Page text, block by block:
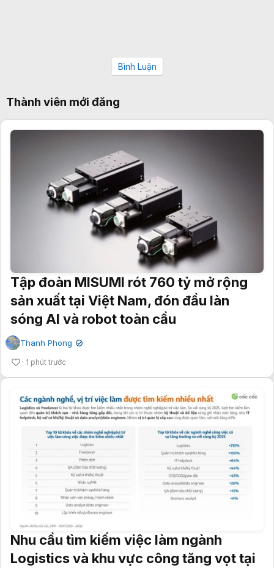
Bình Luận
Thành viên mới đăng
Tập đoàn MISUMI rót 760 tỷ mở rộng
sản xuất tại Việt Nam, đón đầu làn
sóng AI và robot toàn cầu
Thanh Phong ✔
1 phút trước
Nhu cầu tìm kiếm việc làm ngành
Logistics và khu vực công tăng vọt tại